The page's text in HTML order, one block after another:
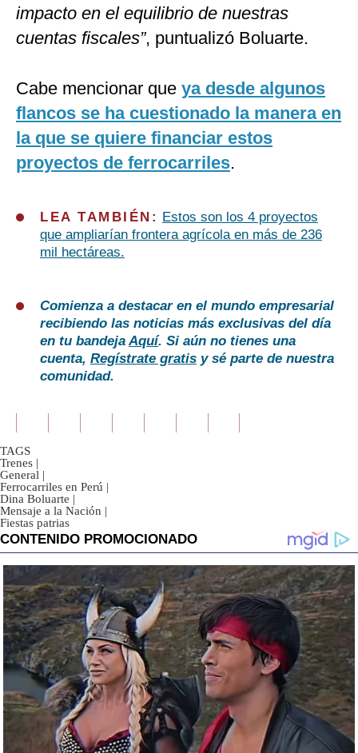
impacto en el equilibrio de nuestras
cuentas fiscales”, puntualizó Boluarte.
Cabe mencionar que ya desde algunos
flancos se ha cuestionado la manera en
la que se quiere financiar estos
proyectos de ferrocarriles.
LEA TAMBIÉN:
Estos son los 4 proyectos
que ampliarían frontera agrícola en más de 236
mil hectáreas.
Comienza a destacar en el mundo empresarial
recibiendo las noticias más exclusivas del día
en tu bandejaAquí. Si aún no tienes una
cuenta, Regístrate gratis y sé parte de nuestra
comunidad.
TAGS
Trenes |
General |
Ferrocarriles en Perú |
Dina Boluarte |
Mensaje a la Nación |
Fiestas patrias